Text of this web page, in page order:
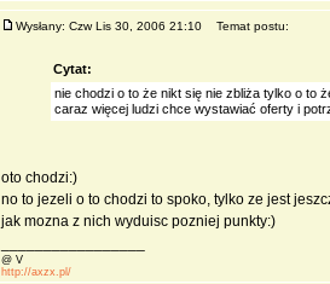
Wysłany: Czw Lis 30, 2006 21:10 Temat postu:
Cytat:
nie chodzi o to że nikt się nie zbliża tylko o to
caraz więcej ludzi chce wystawiać oferty i
oto chodzi:)
no to jezeli o to chodzi to spoko, tylko ze jest
jak mozna z nich wyduisc pozniej punkty:)
@ V
http://axzx.pl/